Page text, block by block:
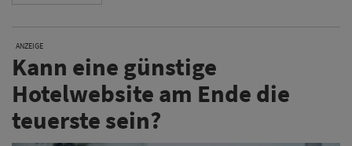
ANZEIGE
Kann eine günstige
Hotelwebsite am Ende die
teuerste sein?